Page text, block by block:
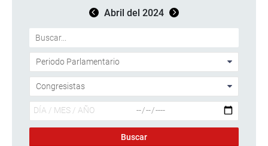
Abril del 2024